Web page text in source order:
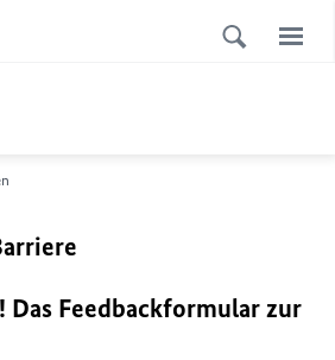
Das Feedbackformular zur